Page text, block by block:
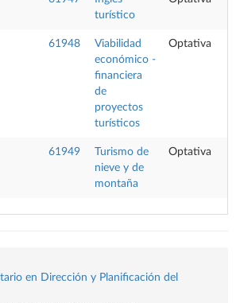
turístico
61948
Viabilidad
económico -
financiera
de
proyectos
turísticos
Optativa
61949
Turismo de
nieve y de
montaña
Optativa
en Dirección y Planificación del